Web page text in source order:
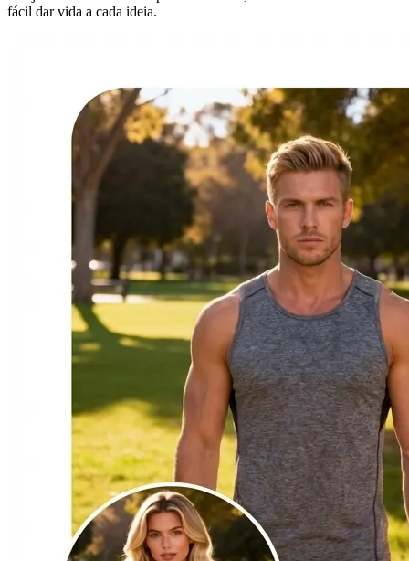
fácil dar vida a cada ideia.